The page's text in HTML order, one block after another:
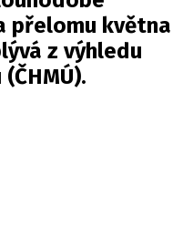
přelomu května
z výhledu